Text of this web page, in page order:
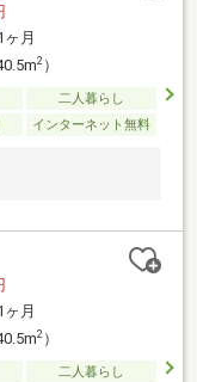
ヶ月
2）
二人暮らし
インターネット無料
ヶ月
2）
二人暮らし